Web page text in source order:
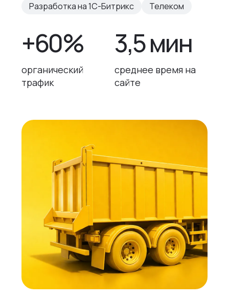
Разработка на 1С-Битрикс
Телеком
+60%
органический
трафик
3,5 мин
среднее время на
сайте